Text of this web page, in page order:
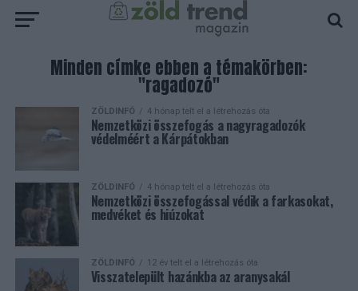
Minden címke ebben a témakörben:
"ragadozó"
ZÖLDINFÓ 4 hónap telt el a létrehozás óta
Nemzetközi összefogás a nagyragadozók
védelméért a Kárpátokban
ZÖLDINFÓ 4 hónap telt el a létrehozás óta
Nemzetközi összefogással védik a farkasokat,
medvéket és hiúzokat
ZÖLDINFÓ 12 év telt el a létrehozás óta
Visszatelepült hazánkba az aranysakál